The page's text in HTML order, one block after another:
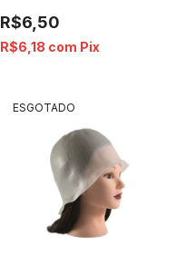
R$6,50
R$6,18 com Pix
ESGOTADO